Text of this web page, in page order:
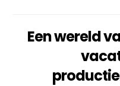
Een wereld